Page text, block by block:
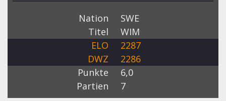
Nation
SWE
Titel
WIM
ELO
2287
DWZ
2286
Punkte
6,0
Partien
7